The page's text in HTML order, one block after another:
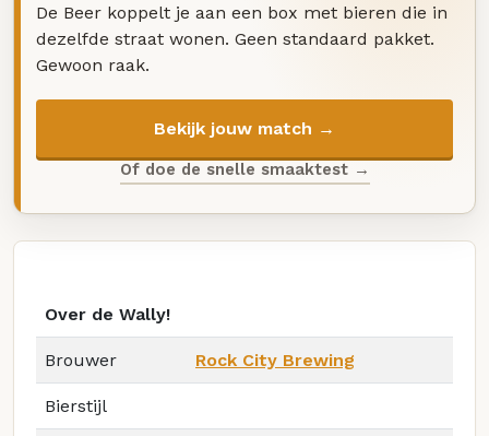
De Beer koppelt je aan een box met bieren die in
dezelfde straat wonen. Geen standaard pakket.
Gewoon raak.
Bekijk jouw match →
Of doe de snelle smaaktest →
Over de Wally!
Brouwer Rock City Brewing
Bierstijl